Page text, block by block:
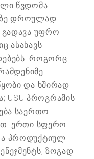
წვდომა
დროულად
გადავა უფრო
ასახავს
როგორც
და ხშირად
პროგრამის
საერთო
ერთი სფერო
პროდუქტიულ
ზოგად